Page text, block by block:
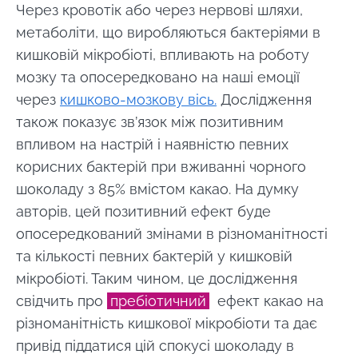
Через кровотік або через нервові шляхи,
метаболіти, що виробляються бактеріями в
кишковій мікробіоті, впливають на роботу
мозку та опосередковано на наші емоції
через кишково-мозкову вісь. Дослідження
також показує зв’язок між позитивним
впливом на настрій і наявністю певних
корисних бактерій при вживанні чорного
шоколаду з 85% вмістом какао. На думку
авторів, цей позитивний ефект буде
опосередкований змінами в різноманітності
та кількості певних бактерій у кишковій
мікробіоті. Таким чином, це дослідження
свідчить про пребіотичний
ефект какао на
різноманітність кишкової мікробіоти та дає
привід піддатися цій спокусі шоколаду в
наш веб -сайт
Перенаправляти
Залишайтеся на веб -сайті Інституту мікробіоти
BioCodex
Я хотів би підписатися на отримання інших
новин з BioCodex
Я прочитав і приймаюGTUіполітику
захисту данихІнституту мікробіоти
Biocodex.
* Обов'язкові поля
BMI 20-35
Biocodex.
* Обов'язкові поля
Explore
кефір —
природний
союзник нашої
мікробіоти?
Злегка
шипучий, з
приємною
кислинкою та
природно
29.07.2026
Питна вода:
джерело
життя... та
мікроорганізмів